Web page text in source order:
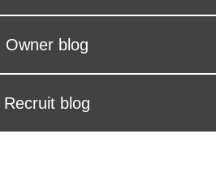
Owner blog
Recruit blog